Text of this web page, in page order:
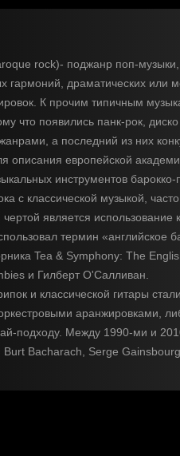
rock)- поджанр поп-
гармоний, драматических
К прочим типичным
что появились панк-рок,
а последний из них
описания европейской
инструментов
с классической музыкой,
является
термин
Tea & Symphony: The
и Гилберт О'Салливан.
и классической гитары
аранжировками,
подходу. Между 1990-ми и
Bacharach, Serge